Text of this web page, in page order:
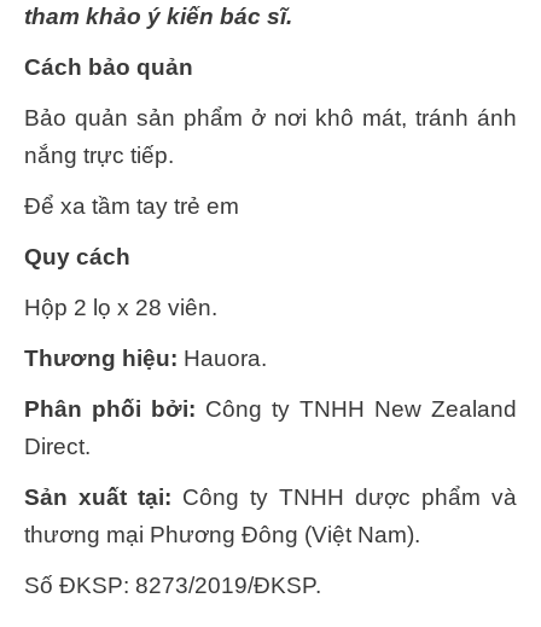
tham khảo ý kiến bác sĩ.
Cách bảo quản
Bảo quản sản phẩm ở nơi khô mát, tránh ánh
nắng trực tiếp.
Để xa tầm tay trẻ em
Quy cách
Hộp 2 lọ x 28 viên.
Thương hiệu: Hauora.
Phân phối bởi: Công ty TNHH New Zealand
Direct.
Sản xuất tại: Công ty TNHH dược phẩm và
thương mại Phương Đông (Việt Nam).
Số ĐKSP: 8273/2019/ĐKSP.